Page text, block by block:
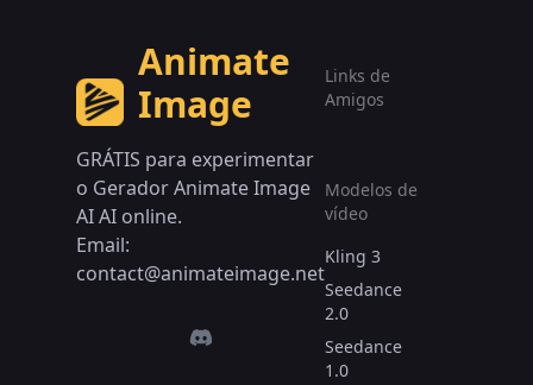
Animate
Image
GRÁTIS para experimentar
o Gerador Animate Image
AI AI online.
Email:
contact@animateimage.net
Links de
Amigos
Modelos de
vídeo
Kling 3
Seedance
2.0
Seedance
1.0